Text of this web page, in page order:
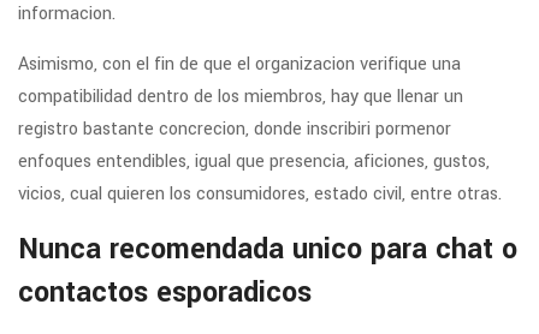
informacion.
Asimismo, con el fin de que el organizacion verifique una
compatibilidad dentro de los miembros, hay que llenar un
registro bastante concrecion, donde inscribiri pormenor
enfoques entendibles, igual que presencia, aficiones, gustos,
vicios, cual quieren los consumidores, estado civil, entre otras.
Nunca recomendada unico para chat o
contactos esporadicos